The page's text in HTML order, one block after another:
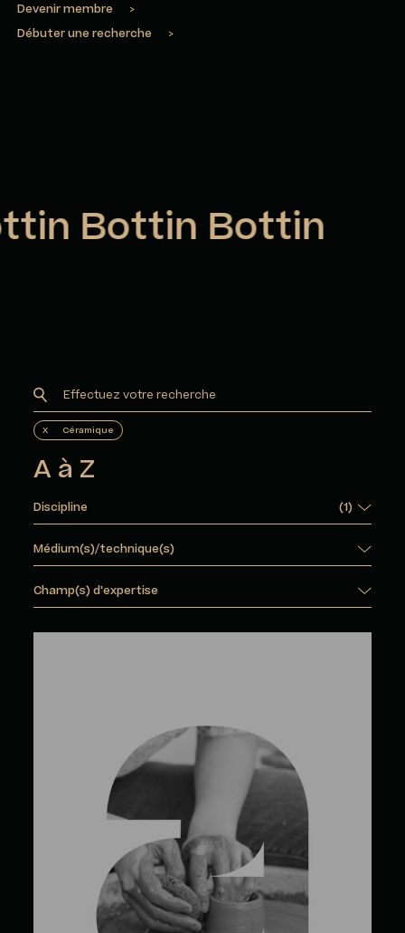
Devenir membre
>
Débuter une recherche
>
Bottin Bottin
X Céramique
A à Z
Discipline (1)
Médium(s)/technique(s)
Champ(s) d'expertise